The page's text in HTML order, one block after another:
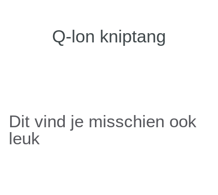
Q-lon kniptang
Dit vind je misschien ook
leuk